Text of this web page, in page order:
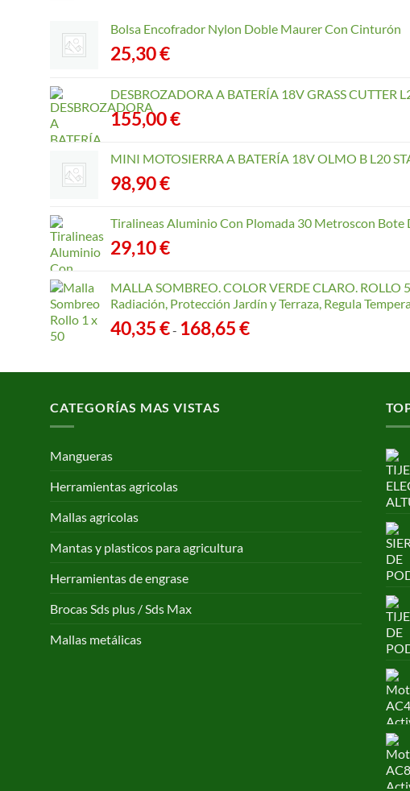
Bolsa Encofrador Nylon Doble Maurer Con Cinturón
25,30€
DESBROZADORA A BATERÍA 18V GRASS CUTTER
155,00€
MINI MOTOSIERRA A BATERÍA 18V OLMO B L20
98,90€
Tiralineas Aluminio Con Plomada 30 Metroscon Bote
29,10€
MALLA SOMBREO. COLOR VERDE CLARO. ROLLO
Radiación, Protección Jardín y Terraza, Regula
40,35€- 168,65€Rango
desde
CATEGORÍAS MAS VISTAS
Mangueras
Herramientas agricolas
Mallas agricolas
Mantas y plasticos para agricultura
Herramientas de engrase
Brocas Sds plus / Sds Max
Mallas metálicas